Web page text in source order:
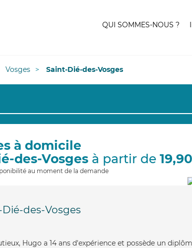
QUI SOMMES-NOUS ?
Vosges Saint-Dié-des-Vosges
à domicile
des-Vosges à partir de
au moment de la demande
des-Vosges
Hugo a 14 ans d'expérience et possède un